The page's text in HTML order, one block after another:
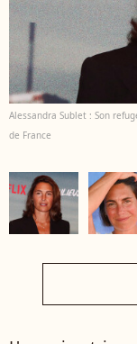
Alessandra Sublet : Son
de France